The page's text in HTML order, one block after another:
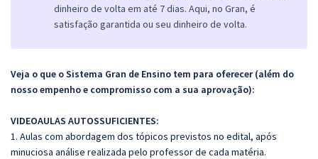
dinheiro de volta em até 7 dias. Aqui, no Gran, é
satisfação garantida ou seu dinheiro de volta.
Veja o que o Sistema Gran de Ensino tem para oferecer (além do
nosso empenho e compromisso com a sua aprovação):
VIDEOAULAS AUTOSSUFICIENTES:
1. Aulas com abordagem dos tópicos previstos no edital, após
minuciosa análise realizada pelo professor de cada matéria.